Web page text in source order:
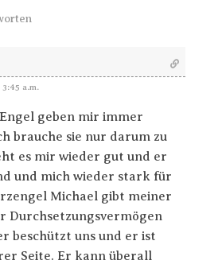
3:45 a.m.
geben mir immer
brauche sie nur darum zu
es mir wieder gut und er
und mich wieder stark für
Michael gibt meiner
Durchsetzungsvermögen
beschützt uns und er ist
Seite. Er kann überall